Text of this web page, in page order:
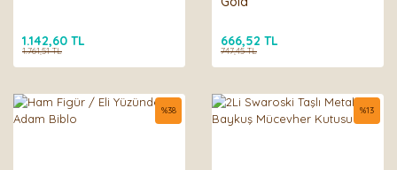
1.142,60 TL
1.761,51 TL
666,52 TL
747,45 TL
%38 %13